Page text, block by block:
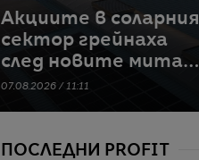
Акциите в соларния
сектор грейнаха
след новите мита
на Тръмп срещу
07.08.2026 / 11:11
ПОСЛЕДНИ PROFIT